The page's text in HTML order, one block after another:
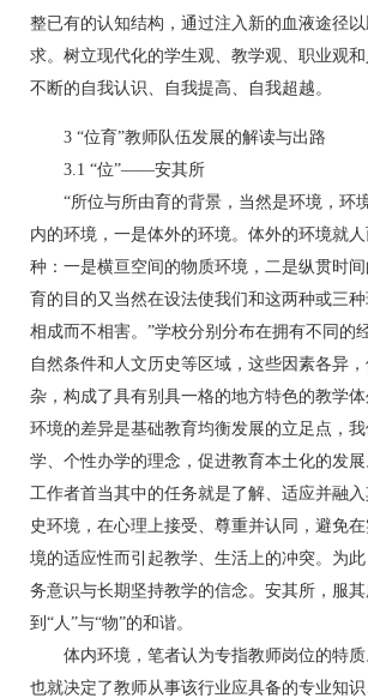
整已有的认知结构，通过注入新的血液途径
求。树立现代化的学生观、教学观、职业观
不断的自我认识、自我提高、自我超越。
3 “位育”教师队伍发展的解读与出路
3.1 “位”——安其所
“所位与所由育的背景，当然是环境，环
内的环境，一是体外的环境。体外的环境就
种：一是横亘空间的物质环境，二是纵贯时
育的目的又当然在设法使我们和这两种或三
相成而不相害。”学校分别分布在拥有不同的
自然条件和人文历史等区域，这些因素各异
杂，构成了具有别具一格的地方特色的教学
环境的差异是基础教育均衡发展的立足点，
学、个性办学的理念，促进教育本土化的发
工作者首当其中的任务就是了解、适应并融
史环境，在心理上接受、尊重并认同，避免
境的适应性而引起教学、生活上的冲突。为
务意识与长期坚持教学的信念。安其所，服
到“人”与“物”的和谐。
体内环境，笔者认为专指教师岗位的特质
也就决定了教师从事该行业应具备的专业知